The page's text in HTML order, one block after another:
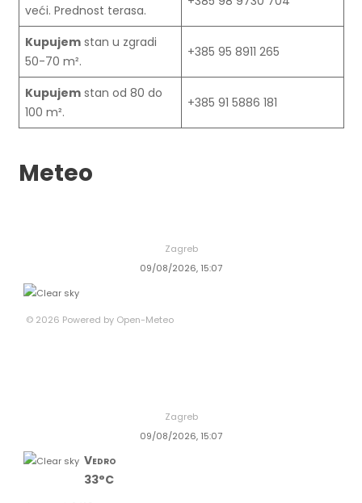
veći. Prednost terasa.
Kupujemstan u zgradi
50-70 m².
+385 95 8911 265
Kupujemstan od 80 do
100 m².
+385 91 5886 181
Meteo
Zagreb
09/08/2026, 15:07
© 2026 Powered by Open-Meteo
Zagreb
09/08/2026, 15:07
Vedro
33°C